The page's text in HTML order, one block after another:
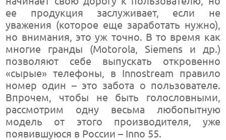
ее продукция заслуживает, если не
уважения (которое еще заработать нужно),
но внимания, это уж точно. В то время как
многие гранды (Motorola, Siemens и др.)
позволяют себе выпускать откровенно
«сырые» телефоны, в Innostream правило
номер один – это забота о пользователе.
Впрочем, чтобы не быть голословными,
рассмотрим одну весьма любопытную
модель от этого производителя, уже
появившуюся в России – Inno 55.